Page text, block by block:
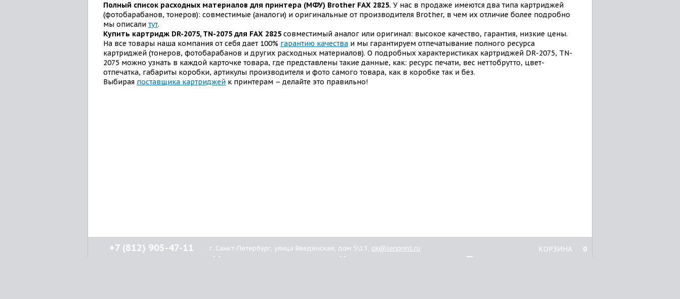
Полный список расходных материалов для принтера (МФУ) Brother FAX 2825. У нас в продаже имеются два типа картриджей
(фотобарабанов, тонеров): совместимые (аналоги) и оригинальные от производителя Brother, в чем их отличие более подробно
мы описали тут.
Купить картридж DR-2075, TN-2075 для FAX 2825 совместимый аналог или оригинал: высокое качество, гарантия, низкие цены.
На все товары наша компания от себя дает 100% гарантию качества и мы гарантируем отпечатывание полного ресурса
картриджей (тонеров, фотобарабанов и других расходных материалов). О подробных характеристиках картриджей DR-2075, TN-
2075 можно узнать в каждой карточке товара, где представлены такие данные, как: ресурс печати, вес неттобрутто, цвет-
отпечатка, габариты коробки, артикулы производителя и фото самого товара, как в коробке так и без.
Выбирая поставщика картриджей к принтерам – делайте это правильно!
Принтеры
Картриджи
Нашим
КОРЗИНА 0
+7 (812) 905-47-11 г. Санкт-Петербург, улица Введенская, дом 5\13, ok@lenprint.ru